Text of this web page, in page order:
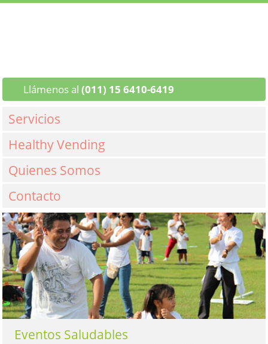
Llámenos al(011) 15 6410-6419
Servicios
Healthy Vending
Quienes Somos
Contacto
Eventos Saludables